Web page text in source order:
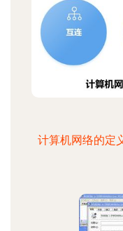
计算机网络的定